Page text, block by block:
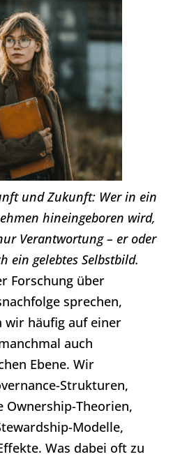
und Zukunft: Wer in ein
hineingeboren wird,
Verantwortung – er oder
ein gelebtes Selbstbild.
Forschung über
sprechen,
wir häufig auf einer
auch
Ebene. Wir
Strukturen,
Ownership-Theorien,
Modelle,
Was dabei oft zu